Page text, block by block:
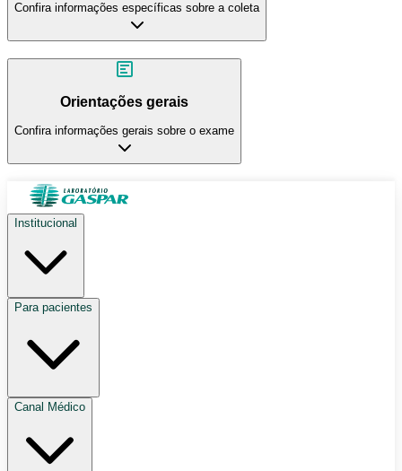
Confira informações específicas sobre a coleta
Orientações gerais
Confira informações gerais sobre o exame
Institucional
Para pacientes
Canal Médico